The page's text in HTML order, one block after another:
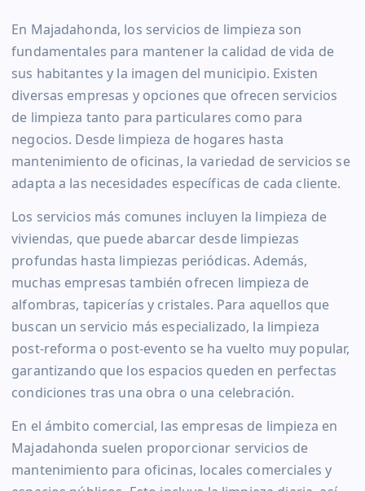
En Majadahonda, los servicios de limpieza son
fundamentales para mantener la calidad de vida de
sus habitantes y la imagen del municipio. Existen
diversas empresas y opciones que ofrecen servicios
de limpieza tanto para particulares como para
negocios. Desde limpieza de hogares hasta
mantenimiento de oficinas, la variedad de servicios se
adapta a las necesidades específicas de cada cliente.
Los servicios más comunes incluyen la limpieza de
viviendas, que puede abarcar desde limpiezas
profundas hasta limpiezas periódicas. Además,
muchas empresas también ofrecen limpieza de
alfombras, tapicerías y cristales. Para aquellos que
buscan un servicio más especializado, la limpieza
post-reforma o post-evento se ha vuelto muy popular,
garantizando que los espacios queden en perfectas
condiciones tras una obra o una celebración.
En el ámbito comercial, las empresas de limpieza en
Majadahonda suelen proporcionar servicios de
mantenimiento para oficinas, locales comerciales y